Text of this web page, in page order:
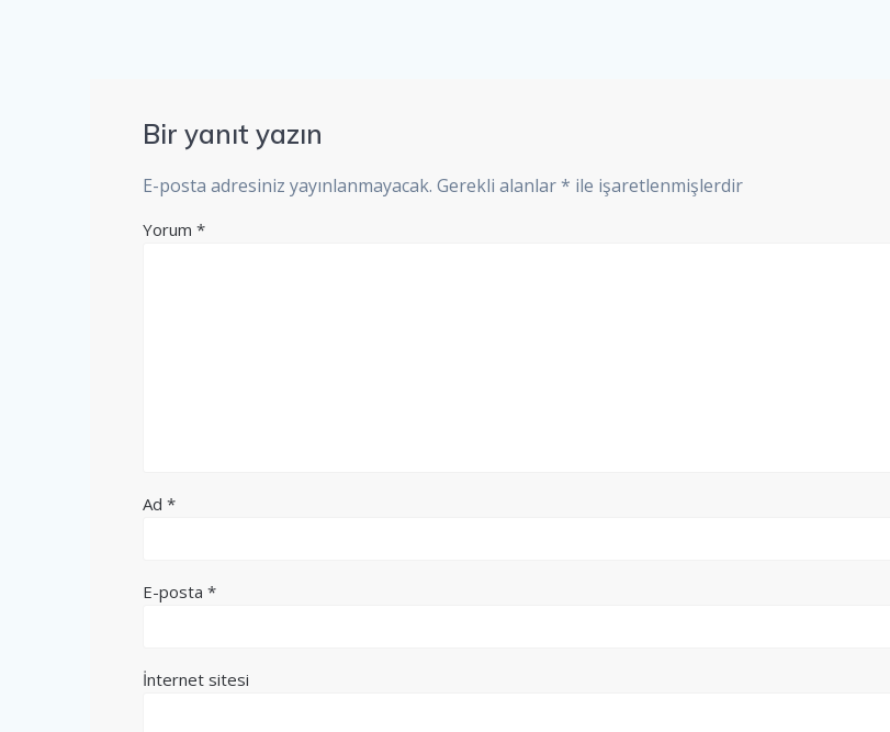
Bir yanıt yazın
E-posta adresiniz yayınlanmayacak. Gerekli alanlar* ile işaretlenmişlerdir
Yorum*
Ad*
E-posta*
İnternet sitesi